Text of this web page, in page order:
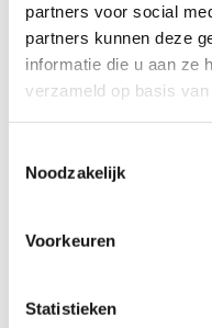
partners voor social
partners kunnen deze
informatie die u aan ze
verzameld op basis
Noodzakelijk
Voorkeuren
Statistieken
Gratis levering
Snelle levering
Binnen 15 werkdagen
Gratis kleurstalen
Aangezien wij een
eiken balken met
zoals ideaal in de